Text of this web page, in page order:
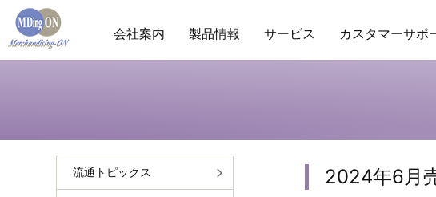
会社案内 製品情報 サービス カスタマーサポ
流通トピックス 2024年6月